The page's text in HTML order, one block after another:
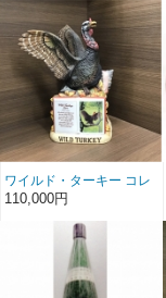
ワイルド・ターキー コレ
クション サマー
110,000円